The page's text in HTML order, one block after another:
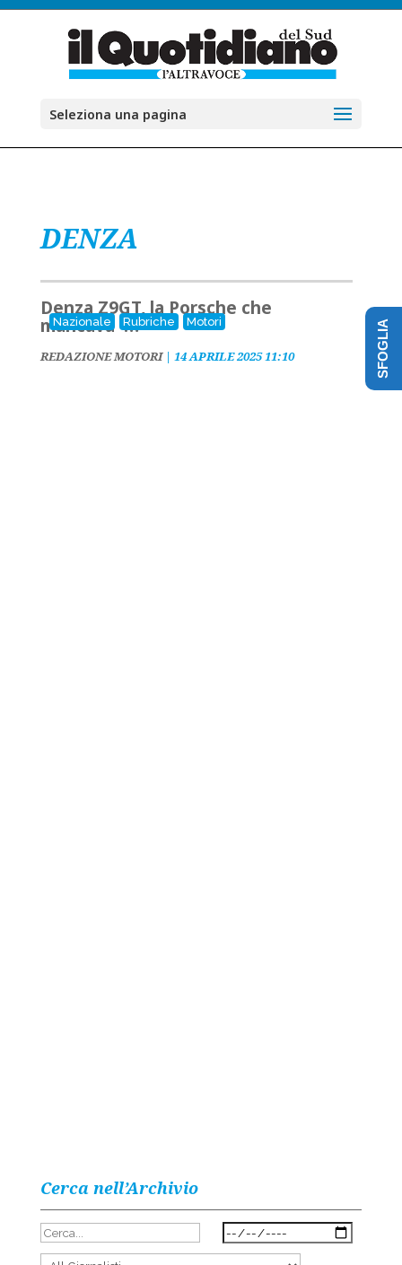
Seleziona una pagina
DENZA
Nazionale Rubriche Motori
Denza Z9GT, la Porsche che
mancava …
REDAZIONE MOTORI| 14 APRILE 2025 11:10
Cerca nell’Archivio
SFOGLIA